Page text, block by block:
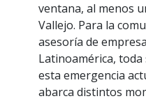
ventana, al menos
Vallejo. Para la
asesoría de
Latinoamérica,
esta emergencia
abarca distintos